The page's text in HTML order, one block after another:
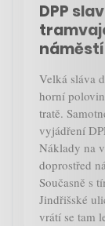
DPP
Velká sláva
horní
tratě.
vyjádření
Náklady na
doprostřed
Současně s
Jindřišské
vrátí se tam